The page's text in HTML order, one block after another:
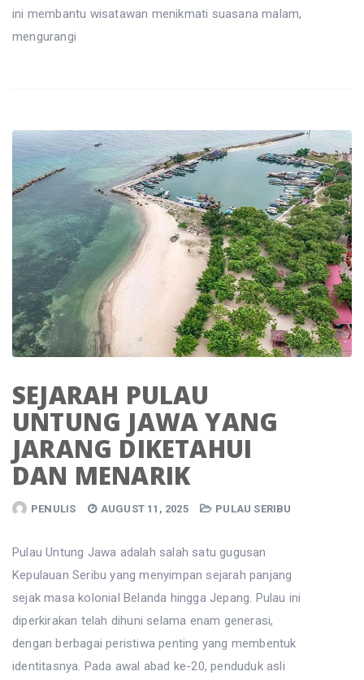
ini membantu wisatawan menikmati suasana malam,
mengurangi
SEJARAH PULAU
UNTUNG JAWA YANG
JARANG DIKETAHUI
DAN MENARIK
PENULIS AUGUST 11, 2025 PULAU SERIBU
Pulau Untung Jawa adalah salah satu gugusan
Kepulauan Seribu yang menyimpan sejarah panjang
sejak masa kolonial Belanda hingga Jepang. Pulau ini
diperkirakan telah dihuni selama enam generasi,
dengan berbagai peristiwa penting yang membentuk
identitasnya. Pada awal abad ke-20, penduduk asli